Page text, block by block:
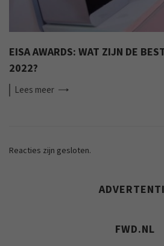
EISA AWARDS: WAT ZIJN DE
2022?
Lees meer
Reacties zijn gesloten.
FWD.NL